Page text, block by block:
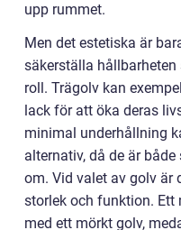
upp rummet.
Men det estetiska är
säkerställa
roll. Trägolv kan
lack för att öka deras
minimal underhållning
alternativ, då de är
om. Vid valet av golv är
storlek och funktion. Ett
med ett mörkt golv,